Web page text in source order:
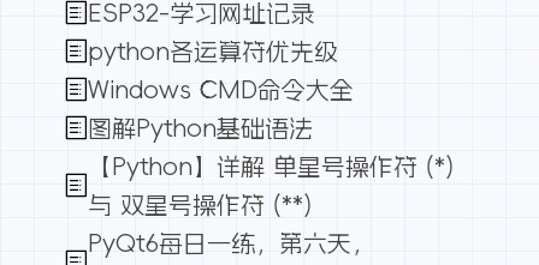
ESP32-学习网址记录
python各运算符优先级
Windows CMD命令大全
图解Python基础语法
【Python】详解 单星号操作符 (*)
与 双星号操作符 (**)
PyQt6每日一练，第六天，